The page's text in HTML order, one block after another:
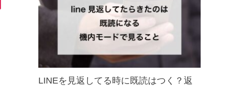
LINEを見返してる時に既読はつく？返